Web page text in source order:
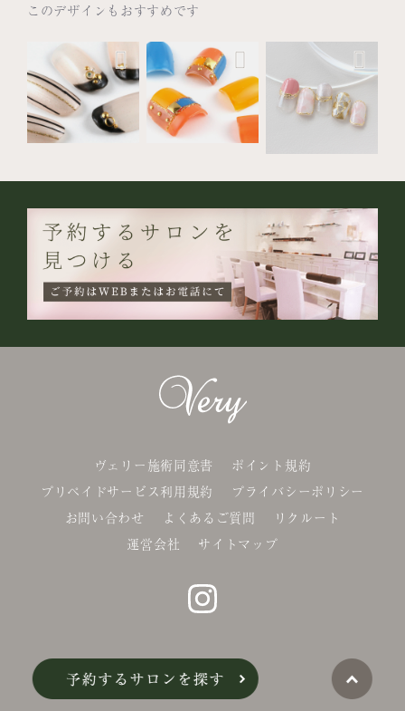
このデザインもおすすめです
ヴェリー施術同意書
ポイント規約
プリペイドサービス利用規約
プライバシーポリシー
お問い合わせ
よくあるご質問
リクルート
運営会社
サイトマップ
©Belle-x. co.,Ltd.